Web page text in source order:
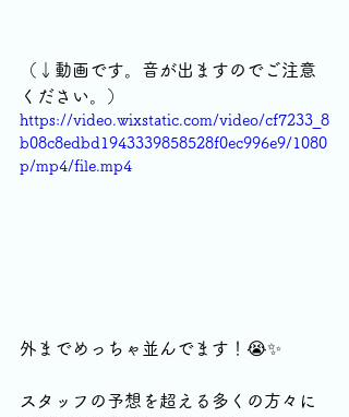
（↓動画です。音が出ますのでご注意
ください。）
https://video.wixstatic.com/video/cf7233_8
b08c8edbd1943339858528f0ec996e9/1080
p/mp4/file.mp4
外までめっちゃ並んでます！😭✨
スタッフの予想を超える多くの方々に